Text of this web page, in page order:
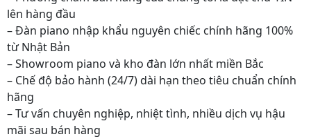
lên hàng đầu
– Đàn piano nhập khẩu nguyên chiếc chính hãng 100%
từ Nhật Bản
– Showroom piano và kho đàn lớn nhất miền Bắc
– Chế độ bảo hành (24/7) dài hạn theo tiêu chuẩn chính
hãng
– Tư vấn chuyên nghiệp, nhiệt tình, nhiều dịch vụ hậu
mãi sau bán hàng